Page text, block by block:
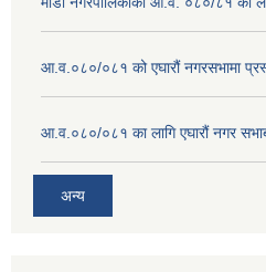
आ.व.०८०/०८१ को एघारौं नगरसभामा
आ.व.०८०/०८१ का लागि एघारौं नगर
अन्य